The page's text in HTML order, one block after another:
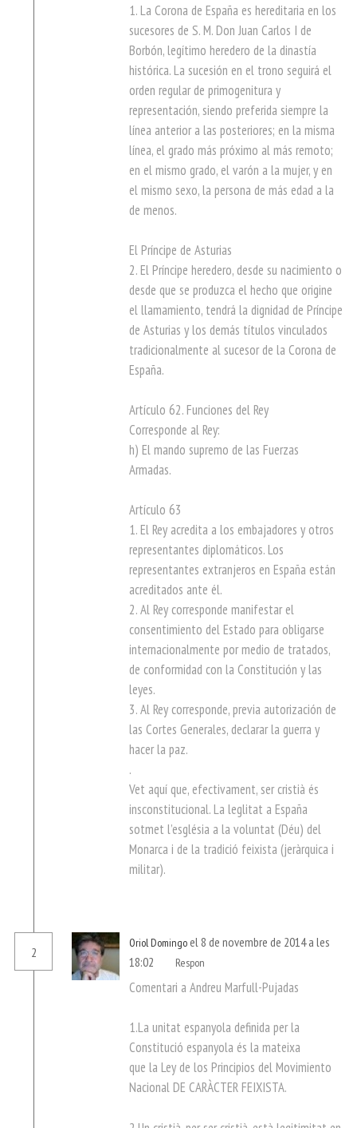
1. La Corona de España es hereditaria en los
sucesores de S. M. Don Juan Carlos I de
Borbón, legítimo heredero de la dinastía
histórica. La sucesión en el trono seguirá el
orden regular de primogenitura y
representación, siendo preferida siempre la
línea anterior a las posteriores; en la misma
línea, el grado más próximo al más remoto;
en el mismo grado, el varón a la mujer, y en
el mismo sexo, la persona de más edad a la
de menos.
El Príncipe de Asturias
2. El Príncipe heredero, desde su nacimiento o
desde que se produzca el hecho que origine
el llamamiento, tendrá la dignidad de Príncipe
de Asturias y los demás títulos vinculados
tradicionalmente al sucesor de la Corona de
España.
Artículo 62. Funciones del Rey
Corresponde al Rey:
h) El mando supremo de las Fuerzas
Armadas.
Artículo 63
1. El Rey acredita a los embajadores y otros
representantes diplomáticos. Los
representantes extranjeros en España están
acreditados ante él.
2. Al Rey corresponde manifestar el
consentimiento del Estado para obligarse
internacionalmente por medio de tratados,
de conformidad con la Constitución y las
leyes.
3. Al Rey corresponde, previa autorización de
las Cortes Generales, declarar la guerra y
hacer la paz.
.
Vet aquí que, efectivament, ser cristià és
insconstitucional. La leglitat a España
sotmet l’església a la voluntat (Déu) del
Monarca i de la tradició feixista (jeràrquica i
militar).
2
Oriol Domingo el 8 de novembre de 2014 a les
18:02
Respon
Comentari a Andreu Marfull-Pujadas
1.La unitat espanyola definida per la
Constitució espanyola és la mateixa
que la Ley de los Principios del Movimiento
Nacional DE CARÀCTER FEIXISTA.